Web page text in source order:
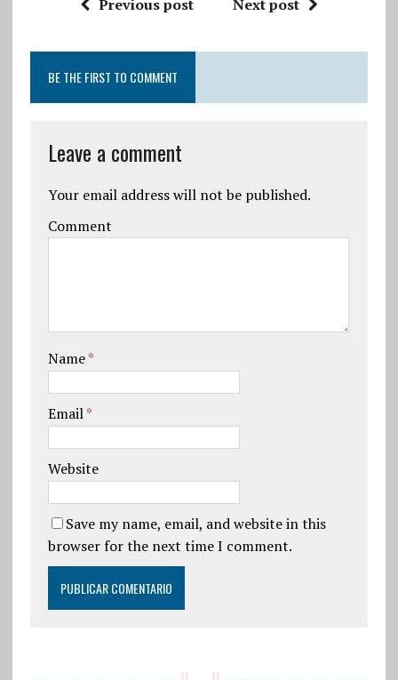
Previous post Next post
BE THE FIRST TO COMMENT
Leave a comment
Your email address will not be published.
Comment
Name*
Email*
Website
Save my name, email, and website in this
browser for the next time I comment.